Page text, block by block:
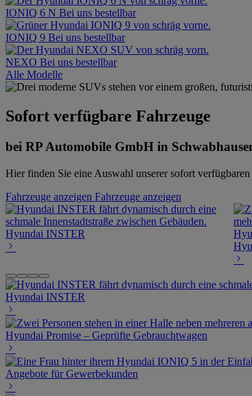
IONIQ 6 N Bei uns bestellbar
IONIQ 9 Bei uns bestellbar
NEXO Bei uns bestellbar
Alle Modelle
Sofort verfügbare Fahrzeuge
bei RP Automobile GmbH in
Hier finden Sie eine Auswahl unserer sofort
Fahrzeuge anzeigen Fahrzeuge anzeigen
Hyundai INSTER
Hyundai INSTER
Hyundai Promise – Geprüfte Gebrauchtwagen
Angebote für Gewerbekunden